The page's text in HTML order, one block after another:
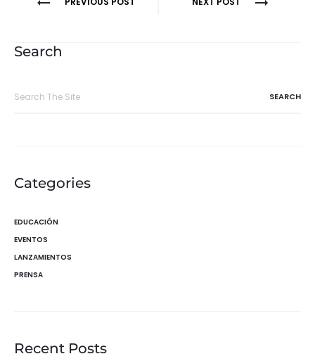
entradas
Search
Categories
EDUCACIÓN
EVENTOS
LANZAMIENTOS
PRENSA
Recent Posts